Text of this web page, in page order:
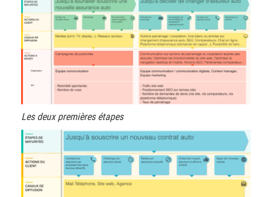
Les deux premières étapes